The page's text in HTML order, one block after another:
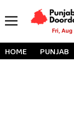
Fri, Aug
HOME PUNJAB